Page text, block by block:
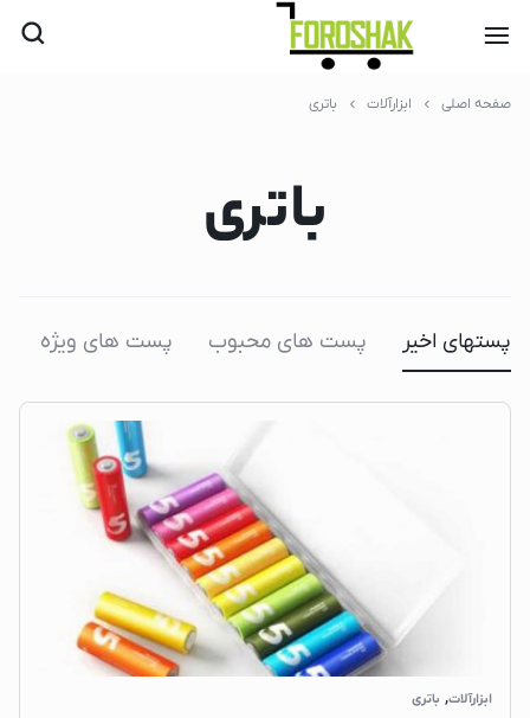
صفحه اصلی ابزارآلات باتری
باتری
پستهای اخیر پست های محبوب پست های ویژه
ابزارآلات, باتری